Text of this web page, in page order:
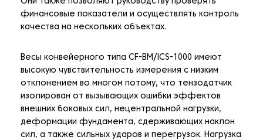
Они также позволяют руководству проверять
финансовые показатели и осуществлять контроль
качества на нескольких объектах.
Весы конвейерного типа CF-BM/ICS-1000 имеют
высокую чувствительность измерения с низким
отклонением во многом потому, что тензодатчик
изолирован от вызывающих ошибки эффектов
внешних боковых сил, нецентральной нагрузки,
деформации фундамента, сдерживающих наклон
сил, а также сильных ударов и перегрузок. Нагрузка